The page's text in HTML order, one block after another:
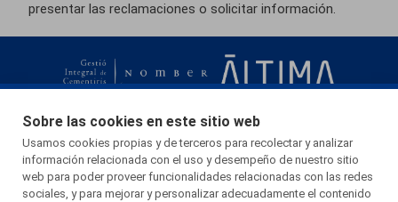
presentar las reclamaciones o solicitar información.
936 730 535
Crta. C-1413a, km 4,5
08754 El Papiol - BARCELONA
Sobre las cookies en este sitio web
Usamos cookies propias y de terceros para recolectar y analizar
información relacionada con el uso y desempeño de nuestro sitio
web para poder proveer funcionalidades relacionadas con las redes
sociales, y para mejorar y personalizar adecuadamente el contenido
los anuncios, ofrecer funciones de redes sociales y analizar el tráfico.
Además, compartimos información sobre el uso que haga del sitio web